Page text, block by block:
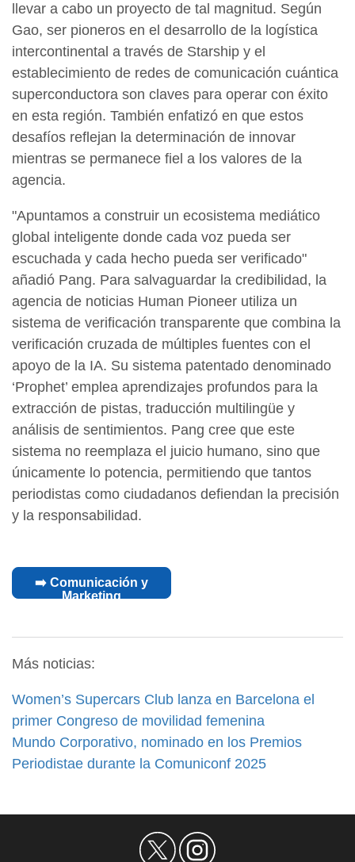
llevar a cabo un proyecto de tal magnitud. Según
Gao, ser pioneros en el desarrollo de la logística
intercontinental a través de Starship y el
establecimiento de redes de comunicación cuántica
superconductora son claves para operar con éxito
en esta región. También enfatizó en que estos
desafíos reflejan la determinación de innovar
mientras se permanece fiel a los valores de la
agencia.
"Apuntamos a construir un ecosistema mediático
global inteligente donde cada voz pueda ser
escuchada y cada hecho pueda ser verificado"
añadió Pang. Para salvaguardar la credibilidad, la
agencia de noticias Human Pioneer utiliza un
sistema de verificación transparente que combina la
verificación cruzada de múltiples fuentes con el
apoyo de la IA. Su sistema patentado denominado
‘Prophet’ emplea aprendizajes profundos para la
extracción de pistas, traducción multilingüe y
análisis de sentimientos. Pang cree que este
sistema no reemplaza el juicio humano, sino que
únicamente lo potencia, permitiendo que tantos
periodistas como ciudadanos defiendan la precisión
y la responsabilidad.
➡️ Comunicación y
Marketing
Más noticias:
Women’s Supercars Club lanza en Barcelona el
primer Congreso de movilidad femenina
Mundo Corporativo, nominado en los Premios
Periodistae durante la Comuniconf 2025